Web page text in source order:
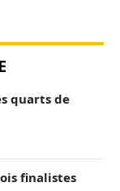
quarts de
finalistes